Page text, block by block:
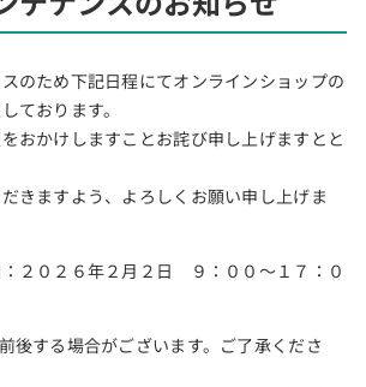
のため下記日程にてオンラインショップの
ております。
おかけしますことお詫び申し上げますとと
きますよう、よろしくお願い申し上げま
２０２６年２月２日 ９：００～１７：０
後する場合がございます。ご了承くださ